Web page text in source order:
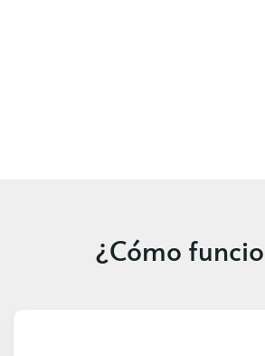
¿Cómo